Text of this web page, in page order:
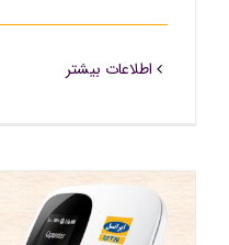
اطلاعات بیشتر